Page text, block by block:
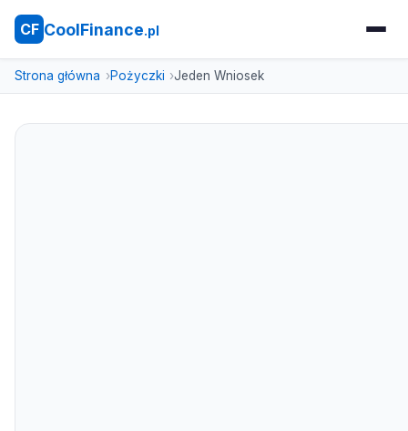
CF CoolFinance.pl
Strona główna Pożyczki Jeden Wniosek